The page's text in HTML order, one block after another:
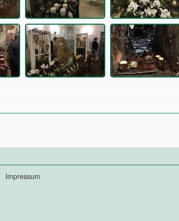
Impressum